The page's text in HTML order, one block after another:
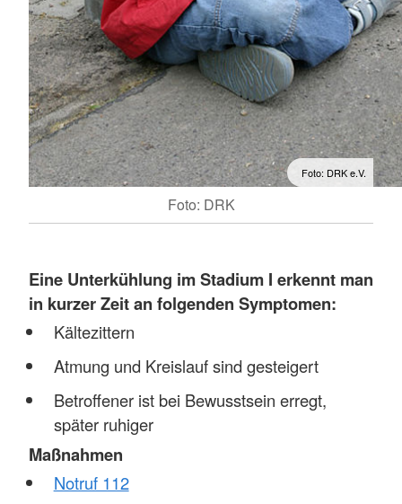
Foto: DRK e.V.
Foto: DRK
Eine Unterkühlung im Stadium I erkennt man
in kurzer Zeit an folgenden Symptomen:
Kältezittern
Atmung und Kreislauf sind gesteigert
Betroffener ist bei Bewusstsein erregt,
später ruhiger
Maßnahmen
Notruf 112